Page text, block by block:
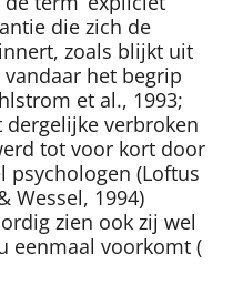
die zich de
zoals blijkt uit
het begrip
et al., 1993;
dergelijke verbroken
tot voor kort door
psychologen (Loftus
Wessel, 1994)
zien ook zij wel
eenmaal voorkomt (